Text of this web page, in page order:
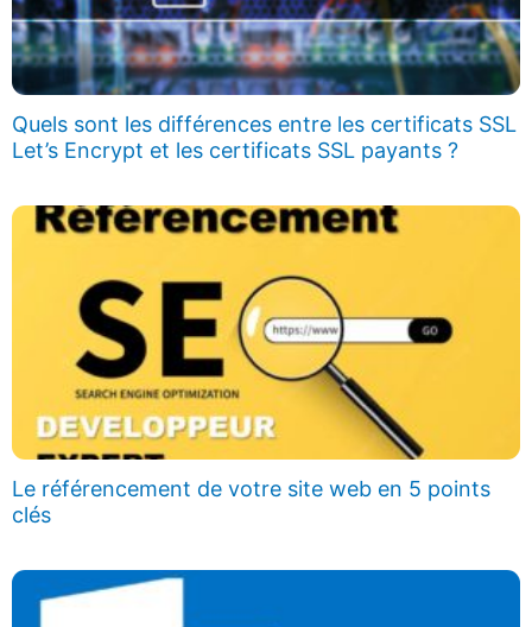
Quels sont les différences entre les certificats SSL
Let’s Encrypt et les certificats SSL payants ?
Le référencement de votre site web en 5 points
clés